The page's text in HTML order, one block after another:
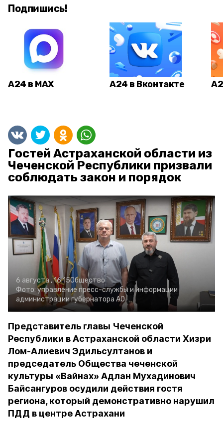
Подпишись!
А24 в MAX А24 в Вконтакте
Гостей Астраханской области из
Чеченской Республики призвали
соблюдать закон и порядок
6 августа , 16:15Общество
Фото: управление пресс-службы и информации
администрации губернатора АО
Представитель главы Чеченской
Республики в Астраханской области Хизри
Лом-Алиевич Эдильсултанов и
председатель Общества чеченской
культуры «Вайнах» Адлан Мухадинович
Байсангуров осудили действия гостя
региона, который демонстративно нарушил
ПДД в центре Астрахани